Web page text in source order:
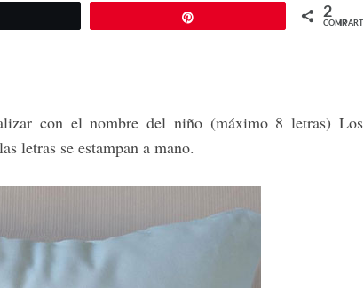
2
COMPARTIR
con el nombre del niño (máximo 8 letras) Los
letras se estampan a mano.